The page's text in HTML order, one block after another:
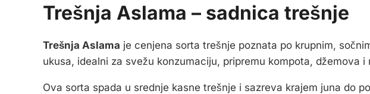
Trešnja Aslama – sadnica trešnje
Trešnja Aslama je cenjena sorta trešnje poznata po krupnim,
ukusa, idealni za svežu konzumaciju, pripremu kompota, džemova i
Ova sorta spada u srednje kasne trešnje i sazreva krajem juna do